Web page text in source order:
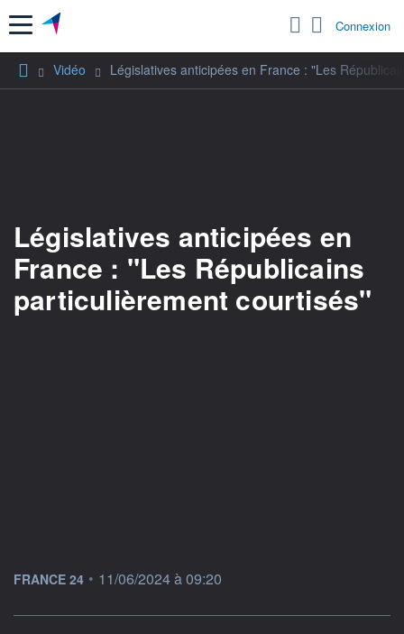
Menu Connexion
Vidéo Législatives anticipées en France : "Les
Législatives anticipées en
France : "Les Républicains
particulièrement courtisés"
information fournie par
FRANCE 24 • 11/06/2024 à 09:20